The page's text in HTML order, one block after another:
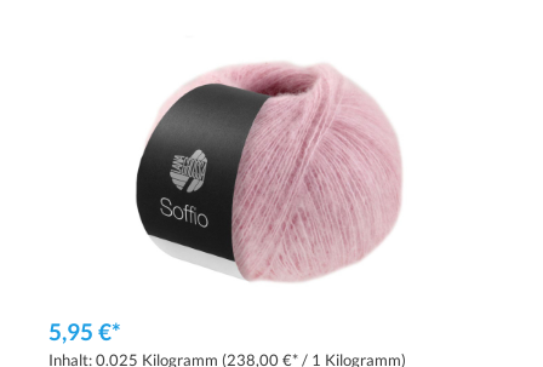
5,95 €*
Inhalt:0.025 Kilogramm (238,00 €* / 1 Kilogramm)